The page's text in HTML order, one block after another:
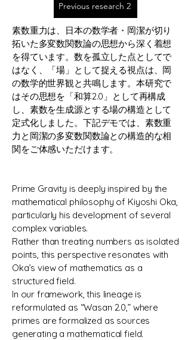
Previous research 2
素数重力は、日本の数学者・岡潔が切り
拓いた多変数関数論の思想から深く着想
を得ています。数を孤立した点としてで
はなく、「場」として捉える視点は、岡
の数学的世界観と共鳴します。本研究で
はその思想を「和算2.0」として再構成
し、素数を生成源とする場の構造として
定式化しました。下記デモでは、素数重
力と岡潔の多変数関数論との構造的な相
関をご体感いただけます。
Prime Gravity is deeply inspired by the
mathematical philosophy of Kiyoshi Oka,
particularly his development of several
complex variables.
Rather than treating numbers as isolated
points, this perspective resonates with
Oka’s view of mathematics as a
structured field.
In our framework, this lineage is
reformulated as “Wasan 2.0,” where
primes are formalized as sources
generating a mathematical field.